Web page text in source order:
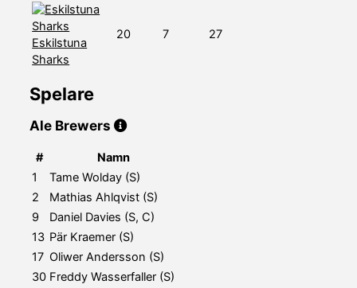
Eskilstuna
Sharks
20 7 27
Spelare
Ale Brewers
#
Namn
1
Tame Wolday (S)
2
Mathias Ahlqvist (S)
9
Daniel Davies (S, C)
13 Pär Kraemer (S)
17 Oliwer Andersson (S)
30 Freddy Wasserfaller (S)